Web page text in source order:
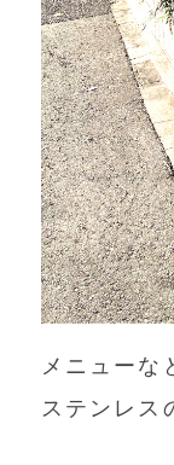
メニューな
ステンレス